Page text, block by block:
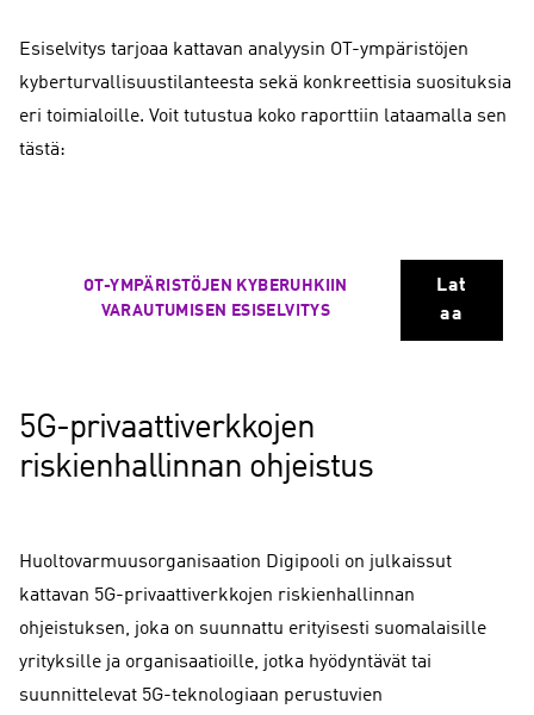
Esiselvitys tarjoaa kattavan analyysin OT-ympäristöjen
kyberturvallisuustilanteesta sekä konkreettisia suosituksia
eri toimialoille. Voit tutustua koko raporttiin lataamalla sen
tästä:
OT-YMPÄRISTÖJEN KYBERUHKIIN
VARAUTUMISEN ESISELVITYS
Lat
aa
5G-privaattiverkkojen
riskienhallinnan ohjeistus
Huoltovarmuusorganisaation Digipooli on julkaissut
kattavan 5G-privaattiverkkojen riskienhallinnan
ohjeistuksen, joka on suunnattu erityisesti suomalaisille
yrityksille ja organisaatioille, jotka hyödyntävät tai
suunnittelevat 5G-teknologiaan perustuvien